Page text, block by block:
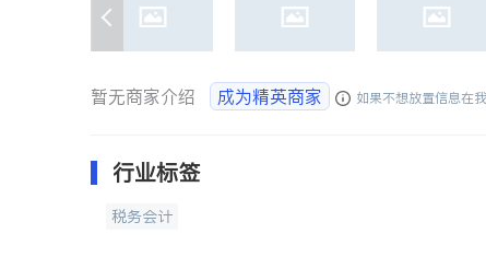
暂无商家介绍 成为精英商家 如果不想放置信息在
行业标签
税务会计